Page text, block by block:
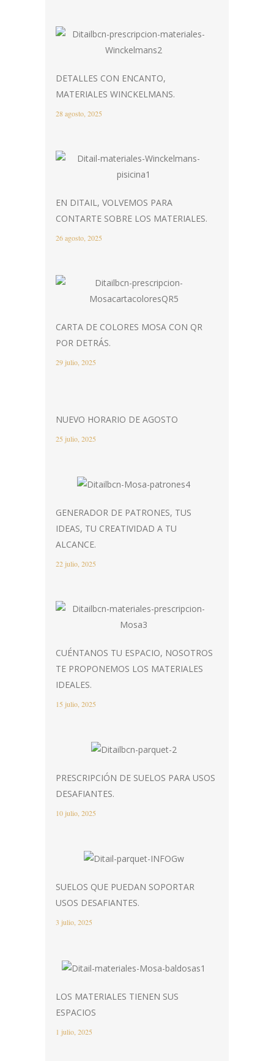
DETALLES CON ENCANTO,
MATERIALES WINCKELMANS.
28 agosto, 2025
EN DITAIL, VOLVEMOS PARA
CONTARTE SOBRE LOS MATERIALES.
26 agosto, 2025
CARTA DE COLORES MOSA CON QR
POR DETRÁS.
29 julio, 2025
NUEVO HORARIO DE AGOSTO
25 julio, 2025
GENERADOR DE PATRONES, TUS
IDEAS, TU CREATIVIDAD A TU
ALCANCE.
22 julio, 2025
CUÉNTANOS TU ESPACIO, NOSOTROS
TE PROPONEMOS LOS MATERIALES
IDEALES.
15 julio, 2025
PRESCRIPCIÓN DE SUELOS PARA USOS
DESAFIANTES.
10 julio, 2025
SUELOS QUE PUEDAN SOPORTAR
USOS DESAFIANTES.
3 julio, 2025
LOS MATERIALES TIENEN SUS
ESPACIOS
1 julio, 2025